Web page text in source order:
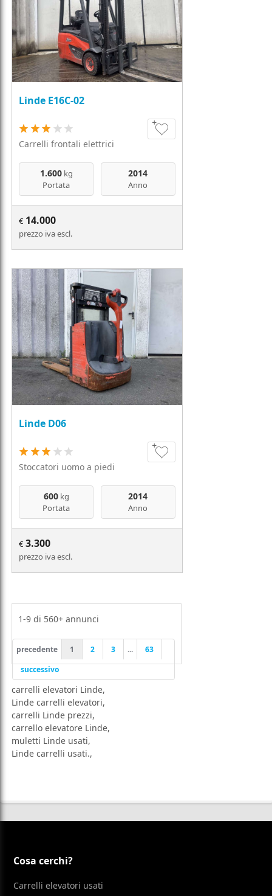
Linde E16C-02
Carrelli frontali elettrici
1.600kg
Portata
2014
Anno
€ 14.000
prezzo iva escl.
Linde D06
Stoccatori uomo a piedi
600kg
Portata
2014
Anno
€ 3.300
prezzo iva escl.
1-9di 560+ annunci
precedente 1 2 3 ...
63
successivo
carrelli elevatori Linde,
Linde carrelli elevatori,
carrelli Linde prezzi,
carrello elevatore Linde,
muletti Linde usati,
Linde carrelli usati.,
Cosa cerchi?
Carrelli elevatori usati